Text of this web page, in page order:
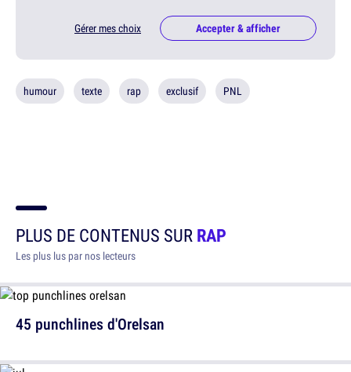
Gérer mes choix Accepter & afficher
humour texte rap exclusif PNL
PLUS DE CONTENUS SURRAP
Les plus lus par nos lecteurs
45 punchlines d'Orelsan